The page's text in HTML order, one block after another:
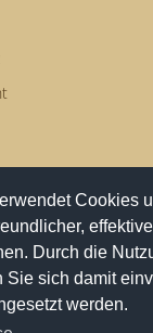
Cookies
Durch die
Sie sich damit
werden.
per Email und
date!